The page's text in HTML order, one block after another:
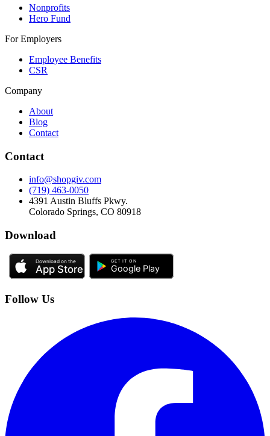
Nonprofits
Hero Fund
For Employers
Employee Benefits
CSR
Company
About
Blog
Contact
Contact
info@shopgiv.com
(719) 463-0050
4391 Austin Bluffs Pkwy.
Colorado Springs, CO 80918
Download
Follow Us